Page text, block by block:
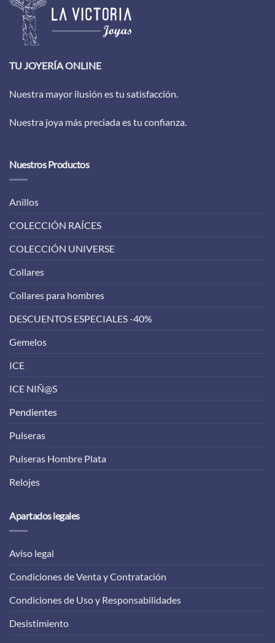
TU JOYERÍA ONLINE
Nuestra mayor ilusión es tu satisfacción.
Nuestra joya más preciada es tu confianza.
Nuestros Productos
Anillos
COLECCIÓN RAÍCES
COLECCIÓN UNIVERSE
Collares
Collares para hombres
DESCUENTOS ESPECIALES -40%
Gemelos
ICE
ICE NIÑ@S
Pendientes
Pulseras
Pulseras Hombre Plata
Relojes
Apartados legales
Aviso legal
Condiciones de Venta y Contratación
Condiciones de Uso y Responsabilidades
Desistimiento